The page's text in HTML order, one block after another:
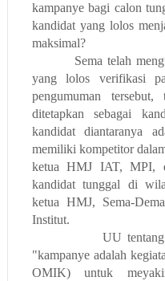
kampanye bagi calon
kandidat yang lolos
maksimal?
Sema telah
yang lolos verifikasi
pengumuman
ditetapkan sebagai
kandidat diantaranya
memiliki kompetitor
ketua HMJ IAT, MPI,
kandidat tunggal di
ketua HMJ, Sema-
Institut.
UU
"kampanye adalah
OMIK) untuk